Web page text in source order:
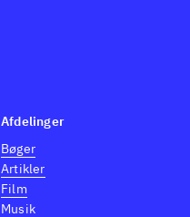
Afdelinger
Bøger
Artikler
Film
Musik